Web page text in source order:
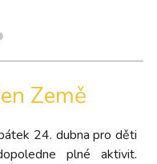
Země
24. dubna pro děti
plné aktivit.